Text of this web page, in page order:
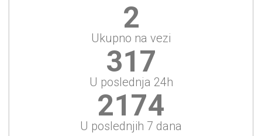
2
Ukupno na vezi
340
U poslednja 24h
2329
U poslednjih 7 dana